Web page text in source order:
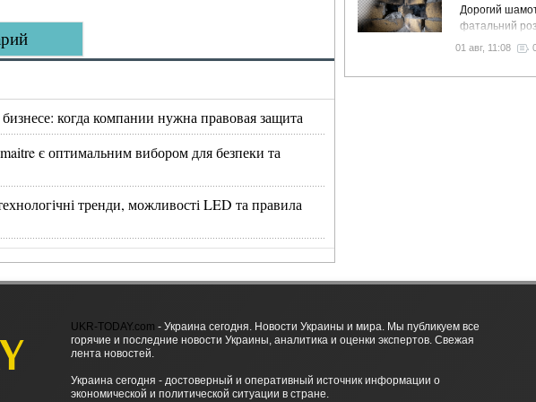
когда компании нужна правовая защита
є оптимальним вибором для безпеки та
тренди, можливості LED та правила
Дорогий
фатальний
як звичайний
у спальню
01 авг, 11:08
UKR-TODAY.com - Украина сегодня. Новости Украины и мира. Мы публикуем все
горячие и последние новости Украины, аналитика и оценки экспертов. Свежая
лента новостей.
Украина сегодня - достоверный и оперативный источник информации о
экономической и политической ситуации в стране.